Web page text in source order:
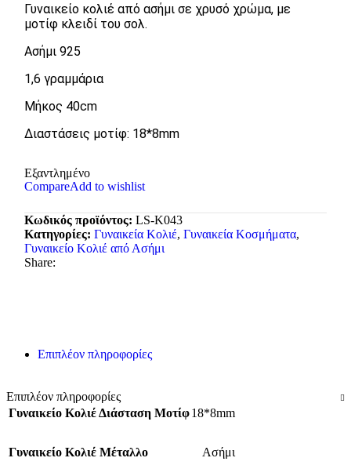
Γυναικείο κολιέ από ασήμι σε χρυσό χρώμα, με
μοτίφ κλειδί του σολ.
Ασήμι 925
1,6 γραμμάρια
Μήκος 40cm
Διαστάσεις μοτίφ: 18*8mm
Εξαντλημένο
CompareAdd to wishlist
Κωδικός προϊόντος: LS-K043
Κατηγορίες: Γυναικεία Κολιέ, Γυναικεία Κοσμήματα,
Γυναικείο Κολιέ από Ασήμι
Share:
Επιπλέον πληροφορίες
Επιπλέον πληροφορίες
Γυναικείο Κολιέ Διάσταση Μοτίφ18*8mm
Γυναικείο Κολιέ Μέταλλο Ασήμι